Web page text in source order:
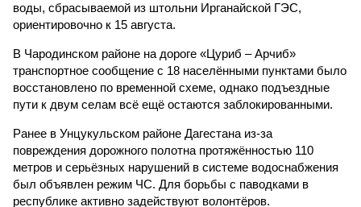
воды, сбрасываемой из штольни Ирганайской ГЭС,
ориентировочно к 15 августа.
В Чародинском районе на дороге «Цуриб – Арчиб»
транспортное сообщение с 18 населёнными пунктами было
восстановлено по временной схеме, однако подъездные
пути к двум селам всё ещё остаются заблокированными.
Ранее в Унцукульском районе Дагестана из-за
повреждения дорожного полотна протяжённостью 110
метров и серьёзных нарушений в системе водоснабжения
был объявлен режим ЧС. Для борьбы с паводками в
республике активно задействуют волонтёров.